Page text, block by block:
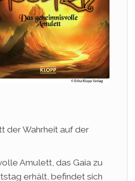
der Wahrheit auf der
Amulett, das Gaia zu
erhält, befindet sich